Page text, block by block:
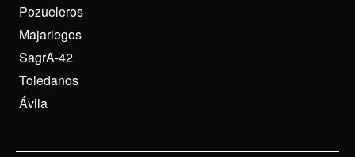
Pozueleros
Majariegos
SagrA-42
Toledanos
Ávila